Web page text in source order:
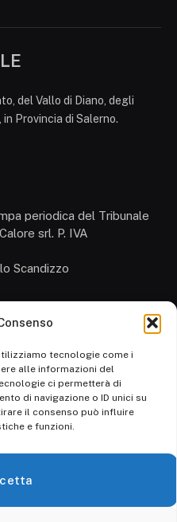
tecnologie come i
alle informazioni del
ci permetterà di
di navigazione o ID unici su
il consenso può influire
e funzioni.
del Vallo di Diano, degli
Provincia di Salerno.
periodica del Tribunale
srl. P. IVA
Scandizzo